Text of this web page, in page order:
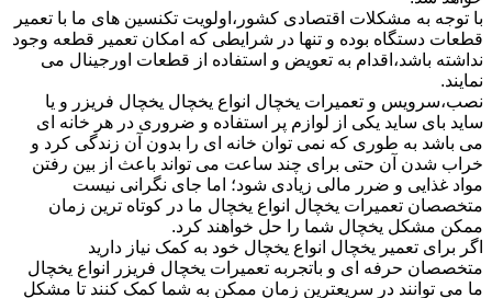
با توجه به مشکلات اقتصادی کشور،اولویت تکنسین های ما با تعمیر
قطعات دستگاه بوده و تنها در شرایطی که امکان تعمیر قطعه وجود
نداشته باشد،اقدام به تعویض و استفاده از قطعات اورجینال می
نمایند.
نصب،سرویس و تعمیرات یخچال انواع یخچال یخچال فریزر و یا
ساید بای ساید یکی از لوازم پر استفاده و ضروری در هر خانه ای
می باشد به طوری که نمی توان خانه ای را بدون آن زندگی کرد و
خراب شدن آن حتی برای چند ساعت می تواند باعث از بین رفتن
مواد غذایی و ضرر مالی زیادی شود؛ اما جای نگرانی نیست
متخصصان تعمیرات یخچال انواع یخچال ما در کوتاه ترین زمان
ممکن مشکل یخچال شما را حل خواهند کرد.
اگر برای تعمیر یخچال انواع یخچال خود به کمک نیاز دارید
متخصصان حرفه ای و باتجربه تعمیرات یخچال فریزر انواع یخچال
ما می توانند در سریعترین زمان ممکن به شما کمک کنند تا مشکل